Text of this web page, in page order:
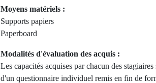
Moyens matériels :
Supports papiers
Paperboard
Modalités d'évaluation des acquis :
Les capacités acquises par chacun des
d'un questionnaire individuel remis en fin de